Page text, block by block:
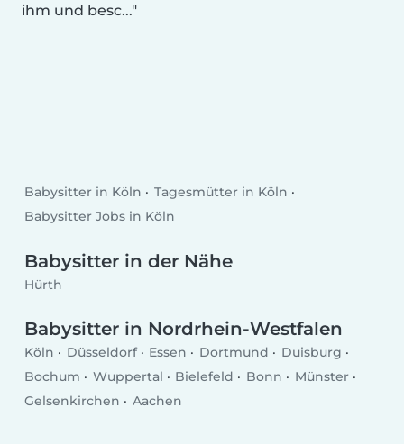
ihm und besc...
Babysitter in Köln
Tagesmütter in Köln
Babysitter Jobs in Köln
Babysitter in der Nähe
Hürth
Babysitter in Nordrhein-Westfalen
Köln Düsseldorf Essen Dortmund
Duisburg
Bochum
Wuppertal Bielefeld Bonn
Münster
Gelsenkirchen
Aachen